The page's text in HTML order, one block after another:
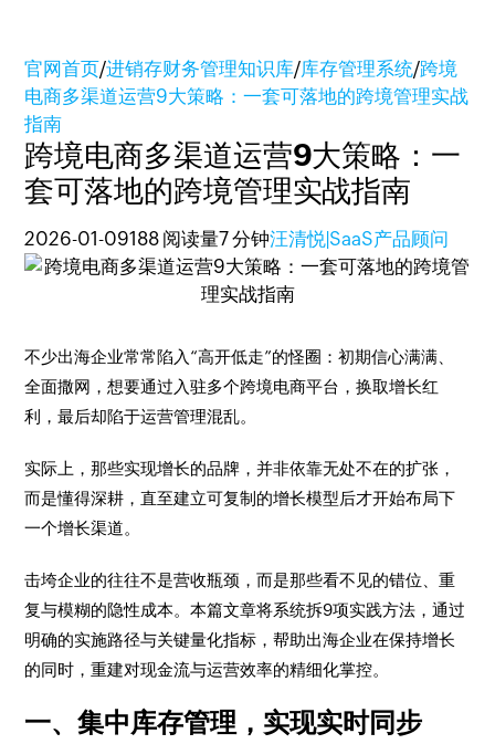
官网首页/进销存财务管理知识库/库存管理系统/跨境
电商多渠道运营9大策略：一套可落地的跨境管理实战
指南
跨境电商多渠道运营9大策略：一
套可落地的跨境管理实战指南
2026-01-09188 阅读量7 分钟汪清悦|SaaS产品顾问
不少出海企业常常陷入“高开低走”的怪圈：初期信心满满、
全面撒网，想要通过入驻多个跨境电商平台，换取增长红
利，最后却陷于运营管理混乱。
实际上，那些实现增长的品牌，并非依靠无处不在的扩张，
而是懂得深耕，直至建立可复制的增长模型后才开始布局下
一个增长渠道。
击垮企业的往往不是营收瓶颈，而是那些看不见的错位、重
复与模糊的隐性成本。本篇文章将系统拆9项实践方法，通过
明确的实施路径与关键量化指标，帮助出海企业在保持增长
的同时，重建对现金流与运营效率的精细化掌控。
一、集中库存管理，实现实时同步